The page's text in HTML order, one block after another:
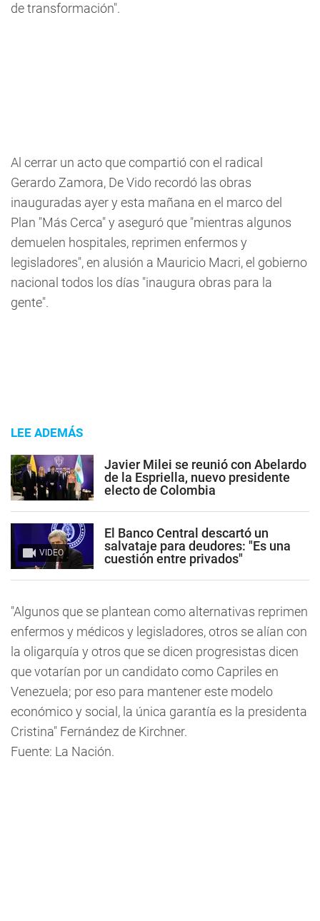
de transformación".
Al cerrar un acto que compartió con el radical
Gerardo Zamora, De Vido recordó las obras
inauguradas ayer y esta mañana en el marco del
Plan "Más Cerca" y aseguró que "mientras algunos
demuelen hospitales, reprimen enfermos y
legisladores", en alusión a Mauricio Macri, el gobierno
nacional todos los días "inaugura obras para la
gente".
LEE ADEMÁS
Javier Milei se reunió con Abelardo
de la Espriella, nuevo presidente
electo de Colombia
VIDEO
El Banco Central descartó un
salvataje para deudores: "Es una
cuestión entre privados"
"Algunos que se plantean como alternativas reprimen
enfermos y médicos y legisladores, otros se alían con
la oligarquía y otros que se dicen progresistas dicen
que votarían por un candidato como Capriles en
Venezuela; por eso para mantener este modelo
económico y social, la única garantía es la presidenta
Cristina" Fernández de Kirchner.
Fuente: La Nación.